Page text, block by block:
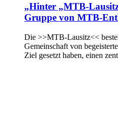
„Hinter „MTB-
Gruppe von MTB-
Die >>MTB-Lausitz<<
Gemeinschaft von
Ziel gesetzt haben, einen